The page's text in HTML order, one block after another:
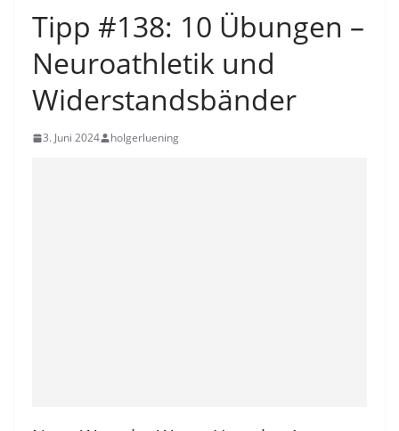
Tipp #138: 10 Übungen –
Neuroathletik und
Widerstandsbänder
3. Juni 2024 holgerluening